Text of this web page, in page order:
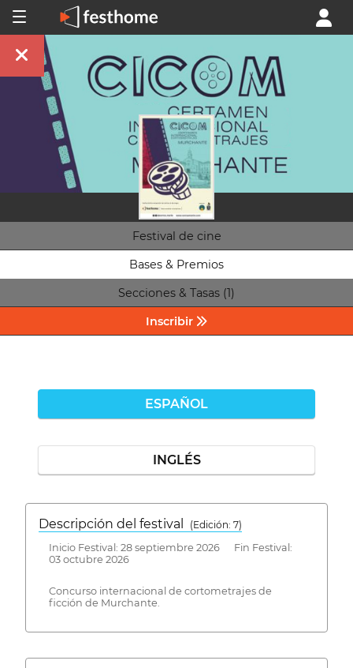
Festival de cine
Bases & Premios
Secciones & Tasas (1)
Inscribir
ESPAÑOL
INGLÉS
Descripción del festival
( Edición: 7)
Inicio Festival: 28 septiembre 2026 Fin Festival:
03 octubre 2026
Concurso internacional de cortometrajes de
ficción de Murchante.